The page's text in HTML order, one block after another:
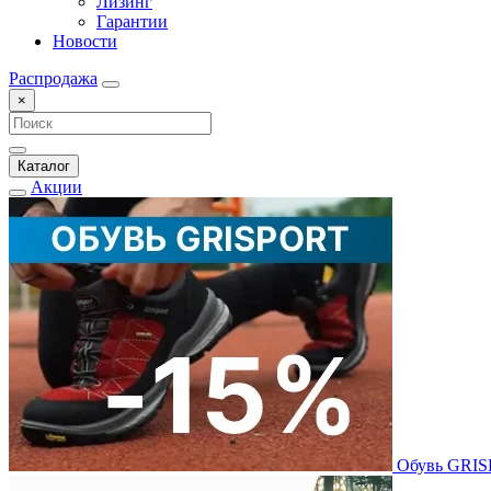
Гарантии
Новости
Распродажа
×
Каталог
Акции
Обувь